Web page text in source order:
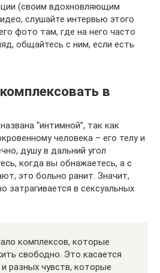
(своим вдохновляющим
слушайте интервью этого
фото там, где на него часто
общайтесь с ним, если есть
в
“интимной”, так как
человека – его телу и
душу в дальний угол
когда вы обнажаетесь, а с
это больно ранит. Значит,
затрагивается в сексуальных
комплексов, которые
свободно. Это касается
разных чувств, которые